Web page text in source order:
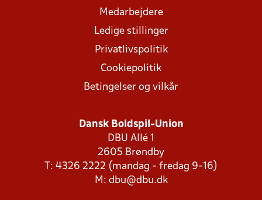
Medarbejdere
Ledige stillinger
Privatlivspolitik
Cookiepolitik
Betingelser og vilkår
Dansk Boldspil-Union
DBU Allé 1
2605 Brøndby
T: 4326 2222 (mandag - fredag 9-16)
M: dbu@dbu.dk